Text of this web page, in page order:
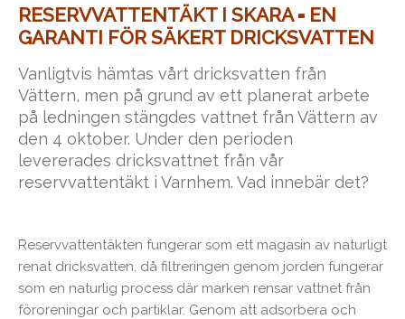
RESERVVATTENTÄKT I SKARA = EN
GARANTI FÖR SÄKERT DRICKSVATTEN
Vanligtvis hämtas vårt dricksvatten från
Vättern, men på grund av ett planerat arbete
på ledningen stängdes vattnet från Vättern av
den 4 oktober. Under den perioden
levererades dricksvattnet från vår
reservvattentäkt i Varnhem. Vad innebär det?
Reservvattentäkten fungerar som ett magasin av naturligt
renat dricksvatten, då filtreringen genom jorden fungerar
som en naturlig process där marken rensar vattnet från
föroreningar och partiklar. Genom att adsorbera och